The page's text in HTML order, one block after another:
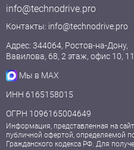
info@technodrive.pro
Контакты: info@technodrive.pro
Адрес: 344064, Ростов-на-Дону,
Вавилова, 68, 2 этаж, офис 10, 11
Мы в MAX
ИНН 6165158015
ОГРН 1096165004649
Информация, представленная на
публичной офертой, определяемой
Гражданского кодекса РФ. Для